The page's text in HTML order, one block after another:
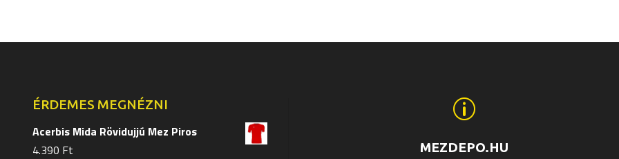
van.
termékoldalon
ki
van.
ÉRDEMES MEGNÉZNI
Acerbis Mida Rövidujjú Mez Piros
4.390 Ft
p
MEZDEPO.HU